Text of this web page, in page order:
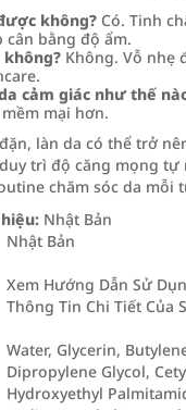
không? Có. Tinh
cân bằng độ ẩm.
Không. Vỗ nhẹ
cảm giác như thế
mại hơn.
làn da có thể trở
trì độ căng mọng tự
chăm sóc da mỗi
Nhật Bản
Nhật Bản
Xem Hướng Dẫn Sử
Thông Tin Chi Tiết Của
Water, Glycerin,
Dipropylene Glycol,
Hydroxyethyl